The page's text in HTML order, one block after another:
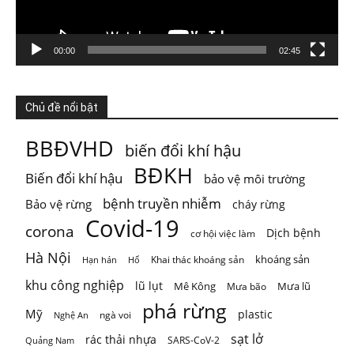
Xem trên Facebook · Chia sẻ
ThienNhien.Net
5 ngày trước
Chỉ một câu thơ của Quang Dũng cũng đủ để đưa Mai
Châu trở thành một
...Xem thêm
Photo
Xem trên Facebook · Chia sẻ
00:00 02:45
Chủ đề nổi bật
BBĐVHD biến đổi khí hậu
Biến đổi khí hậu BĐKH bảo vệ môi trường
Bảo vệ rừng bệnh truyền nhiễm cháy rừng
corona Covid-19 cơ hội việc làm Dịch bệnh
Hà Nội Hạn hán Hổ Khai thác khoáng sản khoáng sản
khu công nghiệp lũ lụt Mê Kông Mưa bão Mưa lũ
Mỹ Nghệ An ngà voi phá rừng plastic
Quảng Nam rác thải nhựa SARS-CoV-2 sạt lở